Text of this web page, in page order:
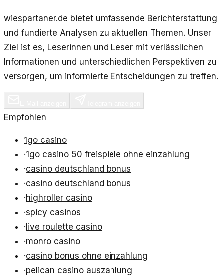
wiespartaner.de bietet umfassende Berichterstattung
und fundierte Analysen zu aktuellen Themen. Unser
Ziel ist es, Leserinnen und Leser mit verlässlichen
Informationen und unterschiedlichen Perspektiven zu
versorgen, um informierte Entscheidungen zu treffen.
Empfohlen
1go casino
·1go casino 50 freispiele ohne einzahlung
·casino deutschland bonus
·casino deutschland bonus
·highroller casino
·spicy casinos
· live roulette casino
·monro casino
·casino bonus ohne einzahlung
·pelican casino auszahlung